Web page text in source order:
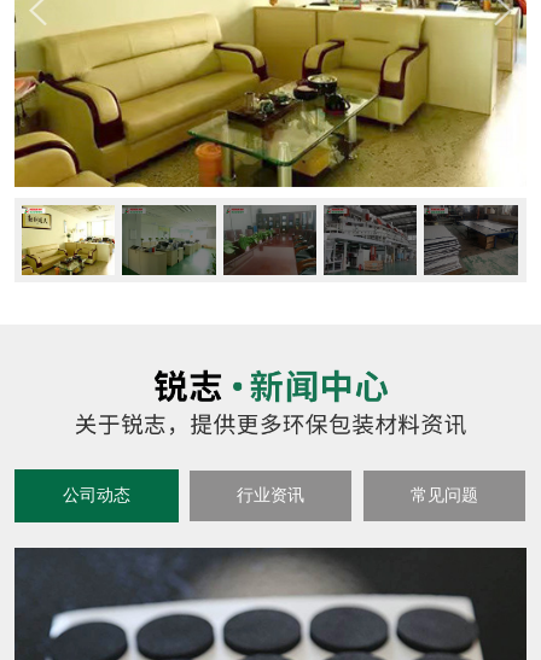
公司动态 行业资讯 常见问题